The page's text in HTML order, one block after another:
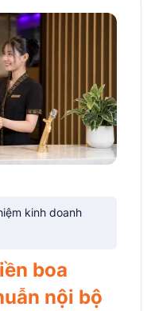
kinh doanh
boa
nội bộ